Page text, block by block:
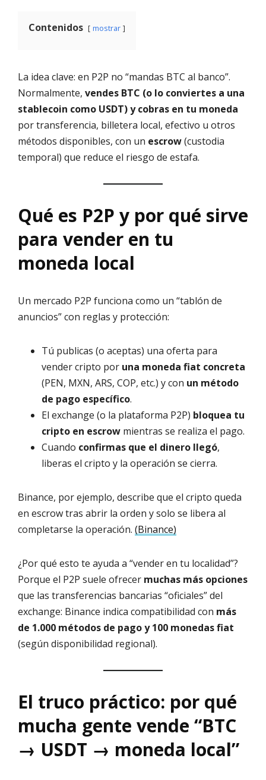
Contenidos mostrar
La idea clave: en P2P no “mandas BTC al banco”.
Normalmente, vendes BTC (o lo conviertes a una
stablecoin como USDT) y cobras en tu moneda
por transferencia, billetera local, efectivo u otros
métodos disponibles, con un escrow(custodia
temporal) que reduce el riesgo de estafa.
Qué es P2P y por qué sirve
para vender en tu
moneda local
Un mercado P2P funciona como un “tablón de
anuncios” con reglas y protección:
Tú publicas (o aceptas) una oferta para
vender cripto por una moneda fiat concreta
(PEN, MXN, ARS, COP, etc.) y con un método
de pago específico.
El exchange (o la plataforma P2P) bloquea tu
cripto en escrow mientras se realiza el pago.
Cuando confirmas que el dinero llegó,
liberas el cripto y la operación se cierra.
Binance, por ejemplo, describe que el cripto queda
en escrow tras abrir la orden y solo se libera al
completarse la operación. (Binance)
¿Por qué esto te ayuda a “vender en tu localidad”?
Porque el P2P suele ofrecer muchas más opciones
que las transferencias bancarias “oficiales” del
exchange: Binance indica compatibilidad con más
de 1.000 métodos de pago y 100 monedas fiat
(según disponibilidad regional).
El truco práctico: por qué
mucha gente vende “BTC
→ USDT → moneda local”